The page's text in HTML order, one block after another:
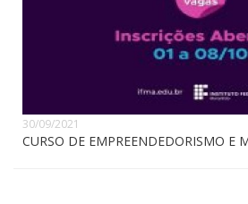
30/09/2021
CURSO DE EMPREENDEDORISMO E